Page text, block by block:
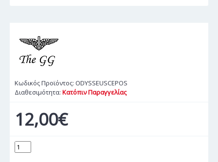
Κωδικός Προϊόντος: ODYSSEUSCEPOS
Διαθεσιμότητα: Κατόπιν Παραγγελίας
12,00€